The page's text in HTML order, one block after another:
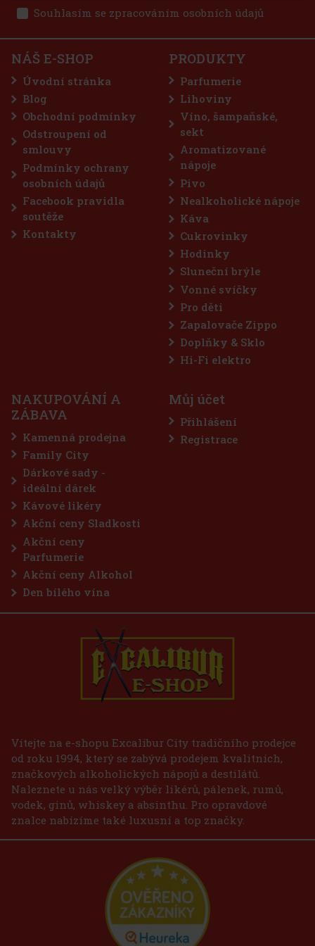
bez cukru s osvěžující příchutí
přinášejí dlouhotrvající svěžest
Praktická dóza obsahuje 46 dražé a
ji můžete mít stále po ruce – v autě,
57 Kč
Sleva: 43%
Akce
bezcukrové žvýkačky určené pro
maximálně intenzivní mentolové
chladivých mentolových tónů přináší
dlouhotrvající svěží dech. Praktická dóza
57 Kč
Souhlasím se zpracováním osobních údajů
NÁŠ E-SHOP
Úvodní stránka
Blog
Obchodní podmínky
Odstroupení od
smlouvy
Podmínky ochrany
osobních údajů
Facebook pravidla
soutěže
Kontakty
PRODUKTY
Parfumerie
Lihoviny
Víno, šampaňské,
sekt
Aromatizované
nápoje
Pivo
Nealkoholické nápoje
Káva
Cukrovinky
Hodinky
Sluneční brýle
Vonné svíčky
Pro děti
Zapalovače Zippo
Doplňky & Sklo
Hi-Fi elektro
NAKUPOVÁNÍ A
ZÁBAVA
Kamenná prodejna
Family City
Dárkové sady -
ideální dárek
Kávové likéry
Akční ceny Sladkosti
Akční ceny
Parfumerie
Akční ceny Alkohol
Den bílého vína
Můj účet
Přihlášení
Registrace
Vítejte na e-shopu Excalibur City tradičního prodejce
od roku 1994, který se zabývá prodejem kvalitních,
značkových alkoholických nápojů a destilátů.
Naleznete u nás velký výběr likérů, pálenek, rumů,
vodek, ginů, whiskey a absinthu. Pro opravdové
znalce nabízíme také luxusní a top značky.